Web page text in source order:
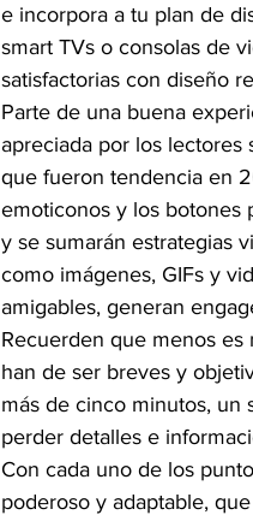
e incorpora a tu plan de
smart TVs o consolas de
satisfactorias con diseño
Parte de una buena
apreciada por los lectores
que fueron tendencia en
emoticonos y los botones
y se sumarán estrategias
como imágenes, GIFs y
amigables, generan
Recuerden que menos
han de ser breves y
más de cinco minutos, un
perder detalles e
Con cada uno de los
poderoso y adaptable,